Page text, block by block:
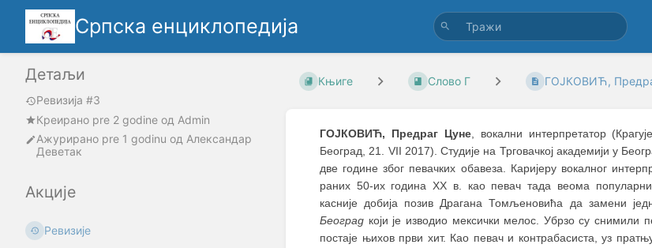
Српска енциклопедија
Детаљи
Ревизија #3
Креирано pre 2 godine oд Admin
Ажурирано pre 1 godinu од Александар
Деветак
Акције
Ревизије
Књиге Слово Г ГОЈКОВИЋ,
ГОЈКОВИЋ, Предраг Цуне, вокални интерпретатор
Београд, 21. VII 2017). Студије на Трговачкој академији у
две године због певачких обавеза. Каријеру вокалног
раних 50-их година XX в. као певач тада веома
касније добија позив Драгана Томљеновића да замени
Београд који је изводио мексички мелос. Убрзо су снимили
постаје њихов први хит. Као певач и контрабасиста, уз